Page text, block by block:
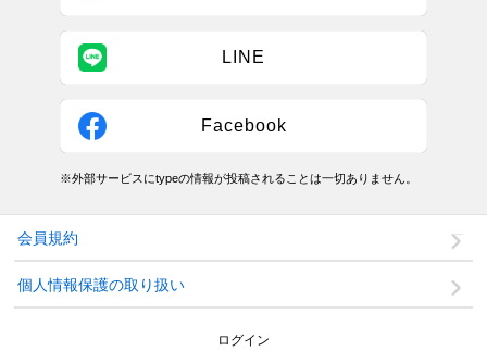
LINE
Facebook
※外部サービスにtypeの情報が投稿されることは一切ありません。
会員規約
個人情報保護の取り扱い
ログイン